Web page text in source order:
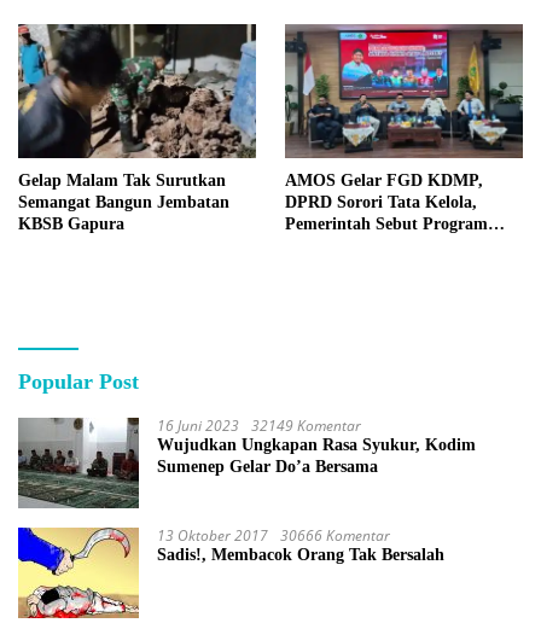
Gelap Malam Tak Surutkan
Semangat Bangun Jembatan
KBSB Gapura
AMOS Gelar FGD KDMP,
DPRD Sorori Tata Kelola,
Pemerintah Sebut Program
Popular Post
16 Juni 2023 32149 Komentar
Wujudkan Ungkapan Rasa Syukur, Kodim
Sumenep Gelar Do’a Bersama
13 Oktober 2017 30666 Komentar
Sadis!, Membacok Orang Tak Bersalah